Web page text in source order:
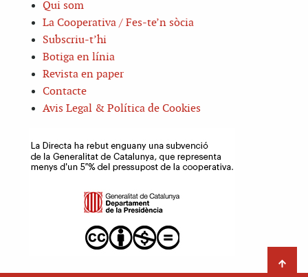
Qui som
La Cooperativa / Fes-te’n sòcia
Subscriu-t’hi
Botiga en línia
Revista en paper
Contacte
Avis Legal & Política de Cookies